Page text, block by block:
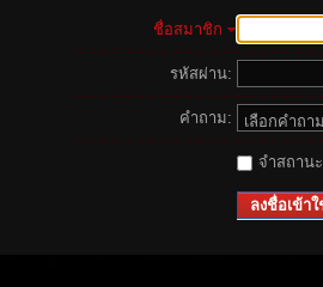
ชื่อสมาชิก
รหัสผ่าน:
คำถาม:
จำสถาน
ลงชื่อเข้าใ